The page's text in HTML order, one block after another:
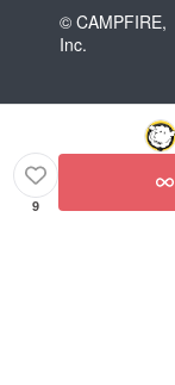
© CAMPFIRE,
Inc.
9